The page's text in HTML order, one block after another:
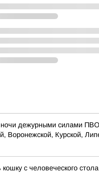
дежурными силами ПВО
Воронежской, Курской,
с человеческого стола